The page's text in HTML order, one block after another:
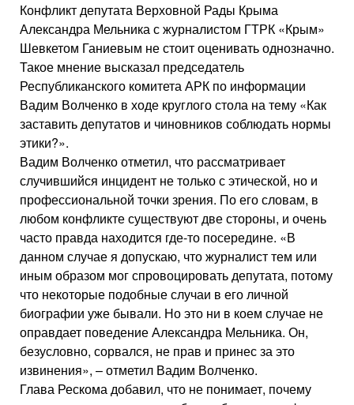
Конфликт депутата Верховной Рады Крыма
Александра Мельника с журналистом ГТРК «Крым»
Шевкетом Ганиевым не стоит оценивать однозначно.
Такое мнение высказал председатель
Республиканского комитета АРК по информации
Вадим Волченко в ходе круглого стола на тему «Как
заставить депутатов и чиновников соблюдать нормы
этики?».
Вадим Волченко отметил, что рассматривает
случившийся инцидент не только с этической, но и
профессиональной точки зрения. По его словам, в
любом конфликте существуют две стороны, и очень
часто правда находится где-то посередине. «В
данном случае я допускаю, что журналист тем или
иным образом мог спровоцировать депутата, потому
что некоторые подобные случаи в его личной
биографии уже бывали. Но это ни в коем случае не
оправдает поведение Александра Мельника. Он,
безусловно, сорвался, не прав и принес за это
извинения», – отметил Вадим Волченко.
Глава Рескома добавил, что не понимает, почему